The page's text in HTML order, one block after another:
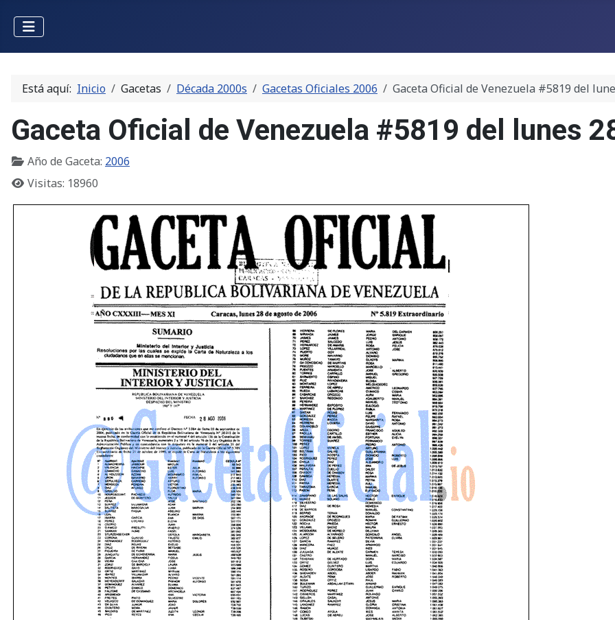
Está aquí: Inicio Gacetas Década 2000s Gacetas Oficiales 2006 Gaceta Oficial de Venezuela #5819 del
Gaceta Oficial de Venezuela #5819 del lunes
Año de Gaceta: 2006
Visitas: 18960